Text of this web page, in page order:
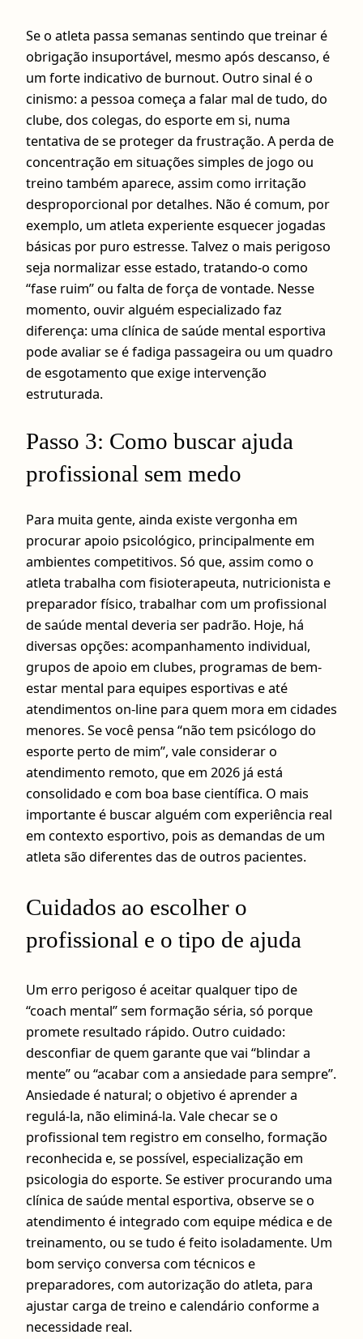
Se o atleta passa semanas sentindo que treinar é
obrigação insuportável, mesmo após descanso, é
um forte indicativo de burnout. Outro sinal é o
cinismo: a pessoa começa a falar mal de tudo, do
clube, dos colegas, do esporte em si, numa
tentativa de se proteger da frustração. A perda de
concentração em situações simples de jogo ou
treino também aparece, assim como irritação
desproporcional por detalhes. Não é comum, por
exemplo, um atleta experiente esquecer jogadas
básicas por puro estresse. Talvez o mais perigoso
seja normalizar esse estado, tratando-o como
“fase ruim” ou falta de força de vontade. Nesse
momento, ouvir alguém especializado faz
diferença: uma clínica de saúde mental esportiva
pode avaliar se é fadiga passageira ou um quadro
de esgotamento que exige intervenção
estruturada.
Passo 3: Como buscar ajuda
profissional sem medo
Para muita gente, ainda existe vergonha em
procurar apoio psicológico, principalmente em
ambientes competitivos. Só que, assim como o
atleta trabalha com fisioterapeuta, nutricionista e
preparador físico, trabalhar com um profissional
de saúde mental deveria ser padrão. Hoje, há
diversas opções: acompanhamento individual,
grupos de apoio em clubes, programas de bem-
estar mental para equipes esportivas e até
atendimentos on-line para quem mora em cidades
menores. Se você pensa “não tem psicólogo do
esporte perto de mim”, vale considerar o
atendimento remoto, que em 2026 já está
consolidado e com boa base científica. O mais
importante é buscar alguém com experiência real
em contexto esportivo, pois as demandas de um
atleta são diferentes das de outros pacientes.
Cuidados ao escolher o
profissional e o tipo de ajuda
Um erro perigoso é aceitar qualquer tipo de
“coach mental” sem formação séria, só porque
promete resultado rápido. Outro cuidado:
desconfiar de quem garante que vai “blindar a
mente” ou “acabar com a ansiedade para sempre”.
Ansiedade é natural; o objetivo é aprender a
regulá-la, não eliminá-la. Vale checar se o
profissional tem registro em conselho, formação
reconhecida e, se possível, especialização em
psicologia do esporte. Se estiver procurando uma
clínica de saúde mental esportiva, observe se o
atendimento é integrado com equipe médica e de
treinamento, ou se tudo é feito isoladamente. Um
bom serviço conversa com técnicos e
preparadores, com autorização do atleta, para
ajustar carga de treino e calendário conforme a
necessidade real.